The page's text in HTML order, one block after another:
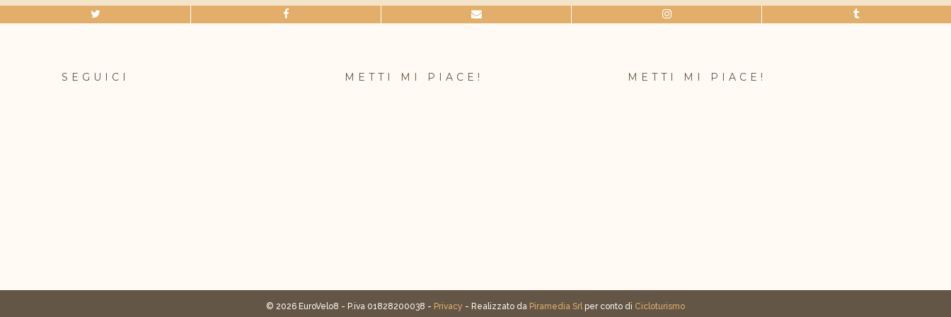
SEGUICI METTI MI PIACE! METTI MI PIACE!
© 2026 EuroVelo8 - P.iva 01828200038 - Privacy - Realizzato da Piramedia Srl per conto di Cicloturismo